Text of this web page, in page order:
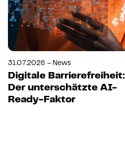
31.07.2026 – News
Digitale Barrierefreiheit:
Der unterschätzte AI-
Ready-Faktor